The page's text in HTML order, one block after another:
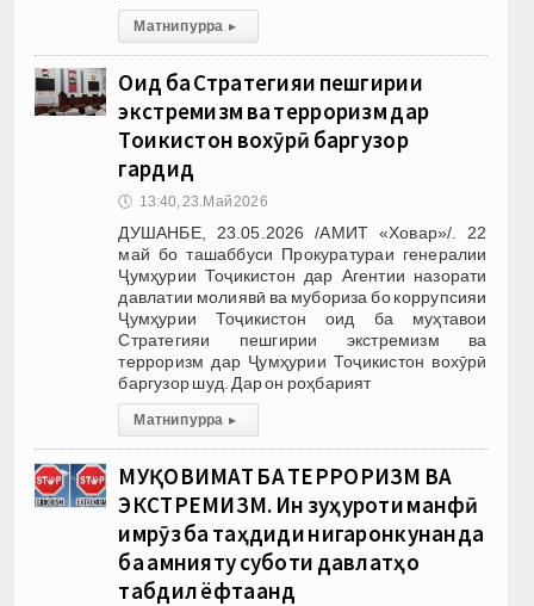
Матни пурра ▸
Оид ба Стратегияи пешгирии
экстремизм ва терроризм дар
Тоҷикистон вохӯрӣ баргузор
гардид
🕔 13:40, 23.Май 2026
ДУШАНБЕ, 23.05.2026 /АМИТ «Ховар»/. 22
май бо ташаббуси Прокуратураи генералии
Ҷумҳурии Тоҷикистон дар Агентии назорати
давлатии молиявӣ ва мубориза бо коррупсияи
Ҷумҳурии Тоҷикистон оид ба муҳтавои
Стратегияи пешгирии экстремизм ва
терроризм дар Ҷумҳурии Тоҷикистон вохӯрӣ
баргузор шуд. Дар он роҳбарият
Матни пурра ▸
МУҚОВИМАТ БА ТЕРРОРИЗМ ВА
ЭКСТРЕМИЗМ. Ин зуҳуроти манфӣ
имрӯз ба таҳдиди нигаронкунанда
ба амнияту суботи давлатҳо
табдил ёфтаанд